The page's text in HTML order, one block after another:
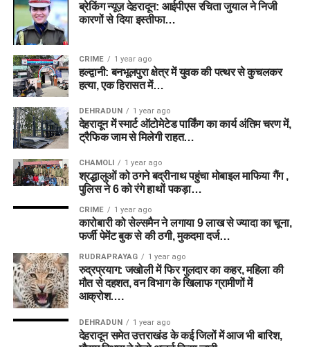
ब्रेकिंग न्यूज़ देहरादून: आईपीएस रचिता जुयाल ने निजी
कारणों से दिया इस्तीफा…
CRIME 1 year ago
हल्द्वानी: बनभूलपुरा क्षेत्र में युवक की पत्थर से कुचलकर
हत्या, एक हिरासत में…
DEHRADUN 1 year ago
देहरादून में स्मार्ट ऑटोमेटेड पार्किंग का कार्य अंतिम चरण में,
ट्रैफिक जाम से मिलेगी राहत…
CHAMOLI 1 year ago
श्रद्धालुओं को ठगने बद्रीनाथ पहुंचा मोबाइल माफिया गैंग ,
पुलिस ने 6 को रंगे हाथों पकड़ा…
CRIME 1 year ago
कारोबारी को सेल्समैन ने लगाया 9 लाख से ज्यादा का चूना,
फर्जी पेमेंट बुक से की ठगी, मुकदमा दर्ज…
RUDRAPRAYAG 1 year ago
रुद्रप्रयाग: जखोली में फिर गुलदार का कहर, महिला की
मौत से दहशत, वन विभाग के खिलाफ ग्रामीणों में
आक्रोश….
DEHRADUN 1 year ago
देहरादून समेत उत्तराखंड के कई जिलों में आज भी बारिश,